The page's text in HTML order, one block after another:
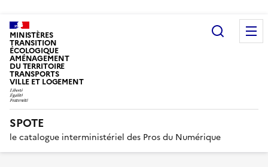
MINISTÈRES
TRANSITION
ÉCOLOGIQUE
AMÉNAGEMENT
DU TERRITOIRE
TRANSPORTS
VILLE ET LOGEMENT
SPOTE
le catalogue interministériel des Pros du Numérique